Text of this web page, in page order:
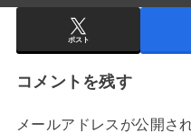
ポスト
コメントを残す
メールアドレスが公開さ